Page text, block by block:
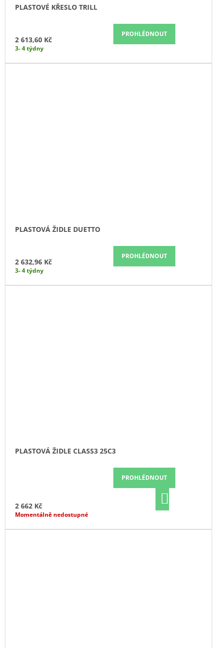
PLASTOVÉ KŘESLO TRILL
2 613,60 Kč
PROHLÉDNOUT
3- 4 týdny
PLASTOVÁ ŽIDLE DUETTO
2 632,96 Kč
PROHLÉDNOUT
3- 4 týdny
PLASTOVÁ ŽIDLE CLASS3 25C3
2 662 Kč
PROHLÉDNOUT
Momentálně nedostupné